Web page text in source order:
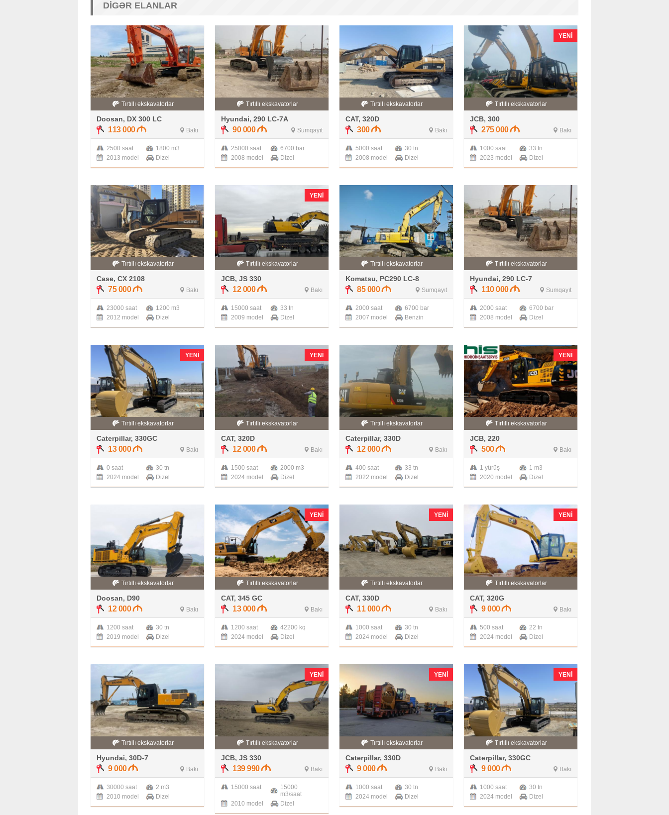
DIGƏR ELANLAR
Tırtıllı ekskavatorlar
Doosan, DX 300 LC
113 000 Bakı
2500 saat
1800 m3
2013 model
Dizel
Tırtıllı ekskavatorlar
Hyundai, 290 LC-7A
90 000 Sumqayıt
25000 saat
6700 bar
2008 model
Dizel
Tırtıllı ekskavatorlar
CAT, 320D
300 Bakı
5000 saat
30 tn
2008 model
Dizel
YENI
Tırtıllı ekskavatorlar
JCB, 300
275 000 Bakı
1000 saat
33 tn
2023 model
Dizel
Tırtıllı ekskavatorlar
Case, CX 2108
75 000 Bakı
23000 saat
1200 m3
2012 model
Dizel
YENI
Tırtıllı ekskavatorlar
JCB, JS 330
12 000 Bakı
15000 saat
33 tn
2009 model
Dizel
Tırtıllı ekskavatorlar
Komatsu, PC290 LC-8
85 000 Sumqayıt
2000 saat
6700 bar
2007 model
Benzin
Tırtıllı ekskavatorlar
Hyundai, 290 LC-7
110 000 Sumqayıt
2000 saat
6700 bar
2008 model
Dizel
YENI
Tırtıllı ekskavatorlar
Caterpillar, 330GC
13 000 Bakı
0 saat
30 tn
2024 model
Dizel
YENI
Tırtıllı ekskavatorlar
CAT, 320D
12 000 Bakı
1500 saat
2000 m3
2024 model
Dizel
Tırtıllı ekskavatorlar
Caterpillar, 330D
12 000 Bakı
400 saat
33 tn
2022 model
Dizel
YENI
Tırtıllı ekskavatorlar
JCB, 220
500 Bakı
1 yürüş
1 m3
2020 model
Dizel
Tırtıllı ekskavatorlar
Doosan, D90
12 000 Bakı
1200 saat
30 tn
2019 model
Dizel
YENI
Tırtıllı ekskavatorlar
CAT, 345 GC
13 000 Bakı
1200 saat
42200 kq
2024 model
Dizel
YENI
Tırtıllı ekskavatorlar
CAT, 330D
11 000 Bakı
1000 saat
30 tn
2024 model
Dizel
YENI
Tırtıllı ekskavatorlar
CAT, 320G
9 000 Bakı
500 saat
22 tn
2024 model
Dizel
Tırtıllı ekskavatorlar
Hyundai, 30D-7
9 000 Bakı
30000 saat
2 m3
2010 model
Dizel
YENI
Tırtıllı ekskavatorlar
JCB, JS 330
139 990 Bakı
15000 saat
15000
m3/saat
2010 model
Dizel
YENI
Tırtıllı ekskavatorlar
Caterpillar, 330D
9 000 Bakı
1000 saat
30 tn
2024 model
Dizel
YENI
Tırtıllı ekskavatorlar
Caterpillar, 330GC
9 000 Bakı
1000 saat
30 tn
2024 model
Dizel